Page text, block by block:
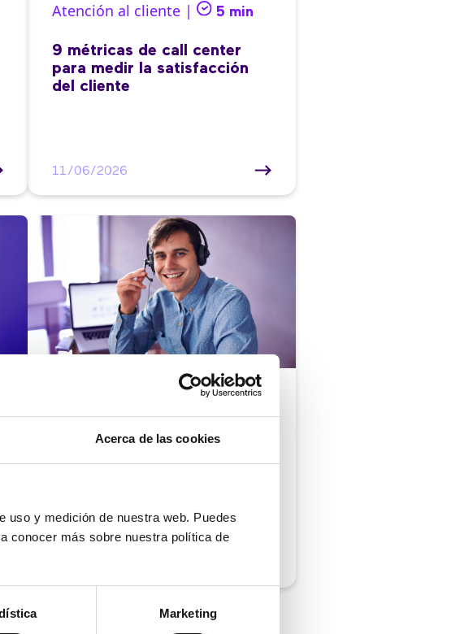
Acerca de las cookies
uso y medición de nuestra web. Puedes
conocer más sobre nuestra política de
Marketing
Atención al cliente | 5 min
9 métricas de call center
para medir la satisfacción
del cliente
11/06/2026
Cómo comprobar si tu
los tiempos de respuesta